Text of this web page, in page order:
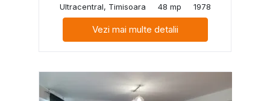
Ultracentral, Timisoara
48 mp 1978
Vezi mai multe detalii